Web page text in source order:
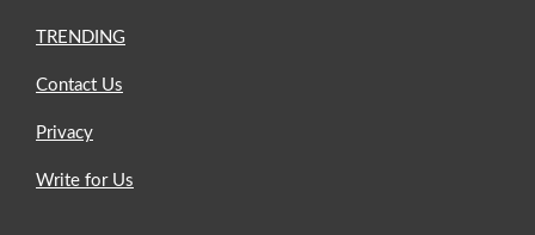
TRENDING
Contact Us
Privacy
Write for Us